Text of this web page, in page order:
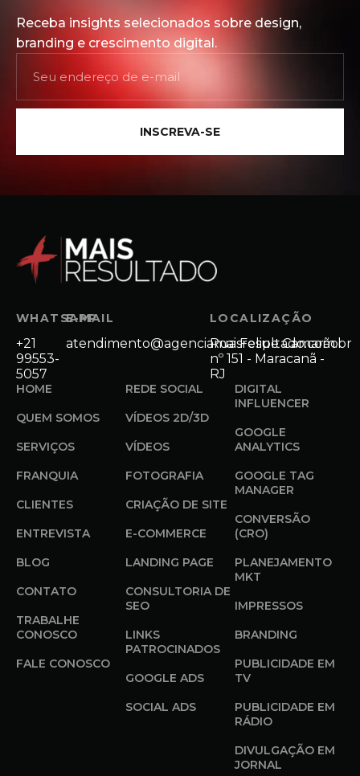
Receba insights selecionados sobre design,
branding e crescimento digital.
INSCREVA-SE
WHATSAPP
+21
99553-
5057
E-MAIL
atendimento@agenciamaisresultado.com.br
LOCALIZAÇÃO
Rua Felipe Camarão
nº 151 - Maracanã -
RJ
HOME
QUEM SOMOS
SERVIÇOS
FRANQUIA
CLIENTES
ENTREVISTA
BLOG
CONTATO
TRABALHE
CONOSCO
FALE CONOSCO
REDE SOCIAL
VÍDEOS 2D/3D
VÍDEOS
FOTOGRAFIA
CRIAÇÃO DE SITE
E-COMMERCE
LANDING PAGE
CONSULTORIA DE
SEO
LINKS
PATROCINADOS
GOOGLE ADS
SOCIAL ADS
DIGITAL
INFLUENCER
GOOGLE
ANALYTICS
GOOGLE TAG
MANAGER
CONVERSÃO
(CRO)
PLANEJAMENTO
MKT
IMPRESSOS
BRANDING
PUBLICIDADE EM
TV
PUBLICIDADE EM
RÁDIO
DIVULGAÇÃO EM
JORNAL